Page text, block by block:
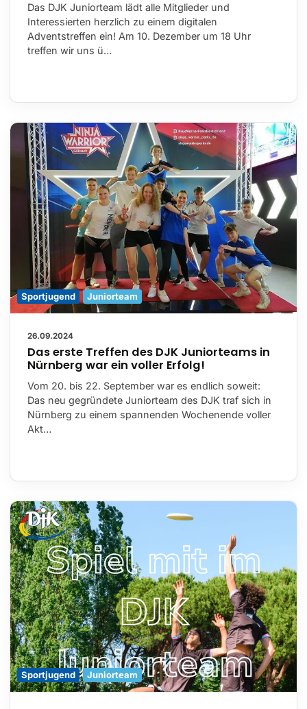
Das DJK Juniorteam lädt alle Mitglieder und
Interessierten herzlich zu einem digitalen
Adventstreffen ein! Am 10. Dezember um 18 Uhr
treffen wir uns ü…
Sportjugend Juniorteam
26.09.2024
Das erste Treffen des DJK Juniorteams in
Nürnberg war ein voller Erfolg!
Vom 20. bis 22. September war es endlich soweit:
Das neu gegründete Juniorteam des DJK traf sich in
Nürnberg zu einem spannenden Wochenende voller
Akt…
Sportjugend Juniorteam